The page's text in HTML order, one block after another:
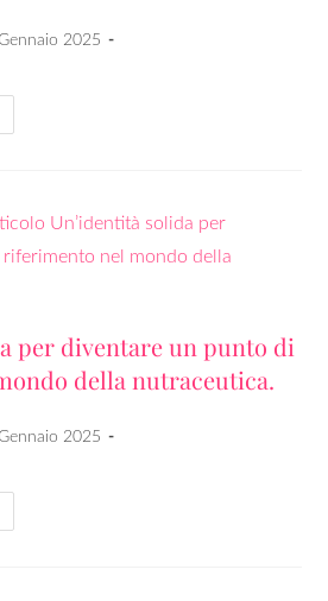
2025
per diventare un punto di
della nutraceutica.
2025